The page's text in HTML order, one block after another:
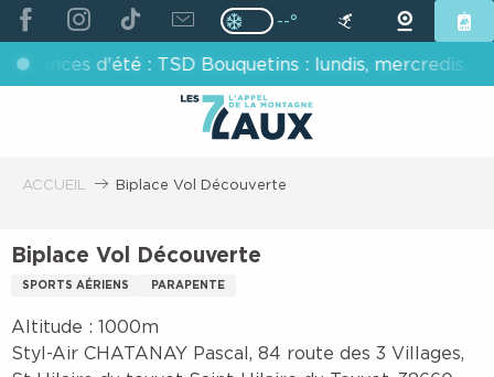
ALLER
AU
CONTENU
PRINCIPAL
Page D’accueil Actuelle Hiver :
Page D’accueil Actuelle
d'été : TSD Bouquetins : lundis, mercredis,
--°
ACCUEIL Biplace Vol Découverte
Biplace Vol Découverte
SPORTS AÉRIENS PARAPENTE
Altitude : 1000m
Styl-Air CHATANAY Pascal, 84 route des 3 Villages,